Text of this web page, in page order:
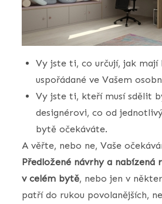
Vy jste ti, co určují, jak mají
uspořádané ve Vašem
Vy jste ti, kteří musí sdělit
designérovi, co od
bytě očekáváte.
A věřte, nebo ne, Vaše
Předložené návrhy a nabízená
v celém bytě, nebo jen v
patří do rukou povolanějších,